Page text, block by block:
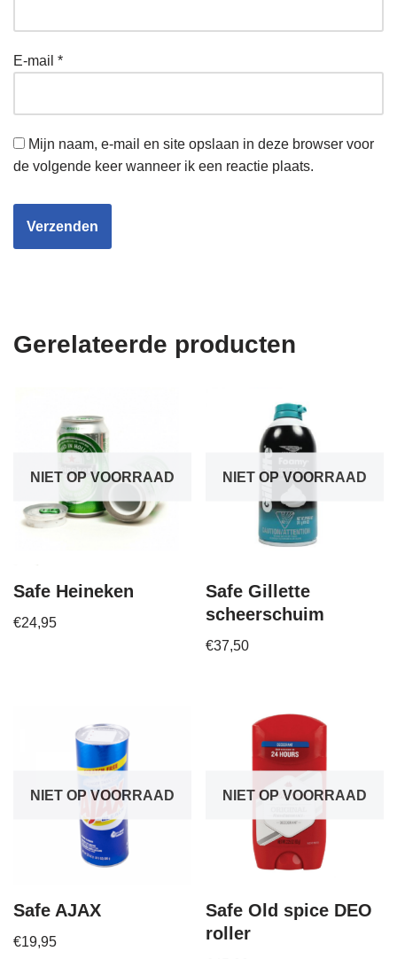
E-mail *
Mijn naam, e-mail en site opslaan in deze browser voor
de volgende keer wanneer ik een reactie plaats.
Gerelateerde producten
NIET OP VOORRAAD
Safe Heineken
€24,95
NIET OP VOORRAAD
Safe Gillette
scheerschuim
€37,50
NIET OP VOORRAAD
Safe AJAX
€19,95
NIET OP VOORRAAD
Safe Old spice DEO
roller